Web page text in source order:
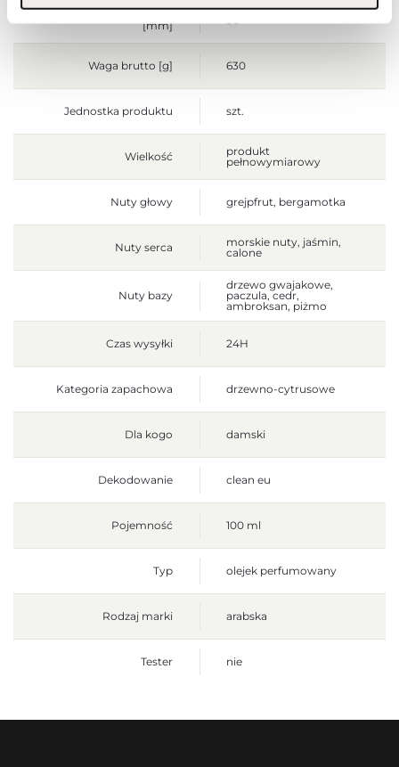
[mm]
50
Waga brutto [g] 630
Jednostka produktu szt.
Wielkość
produkt
pełnowymiarowy
Nuty głowy grejpfrut, bergamotka
Nuty serca
morskie nuty, jaśmin,
calone
Nuty bazy
drzewo gwajakowe,
paczula, cedr,
ambroksan, piżmo
Czas wysyłki 24H
Kategoria zapachowa drzewno-cytrusowe
Dla kogo damski
Dekodowanie clean eu
Pojemność 100 ml
Typ olejek perfumowany
Rodzaj marki arabska
Tester nie